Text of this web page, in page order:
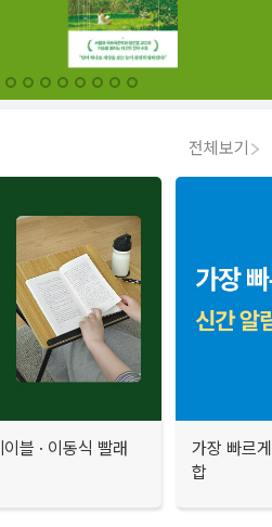
전체보기
블 · 이동식 빨래
가장 빠르
합